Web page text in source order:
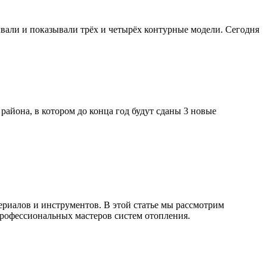
и показывали трёх и четырёх контурные модели. Сегодня
в котором до конца год будут сданы 3 новые
и инструментов. В этой статье мы рассмотрим
мастеров систем отопления.